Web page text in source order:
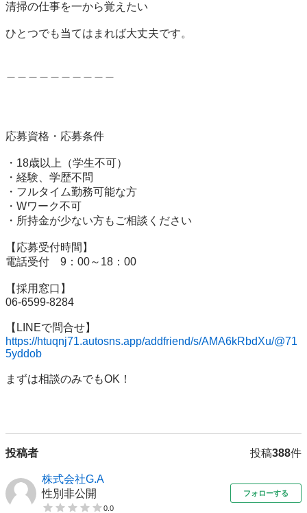
清掃の仕事を一から覚えたい
ひとつでも当てはまれば大丈夫です。
応募資格・応募条件
・18歳以上（学生不可）
・経験、学歴不問
・フルタイム勤務可能な方
・Wワーク不可
・所持金が少ない方もご相談ください
【応募受付時間】
電話受付　9：00～18：00
【採用窓口】
06-6599-8284
https://htuqnj71.autosns.app/addfriend/s/AMA6kRbdXu/@71
5yddob
まずは相談のみでもOK！
投稿者 投稿388件
株式会社G.A
性別非公開
0.0
フォローする